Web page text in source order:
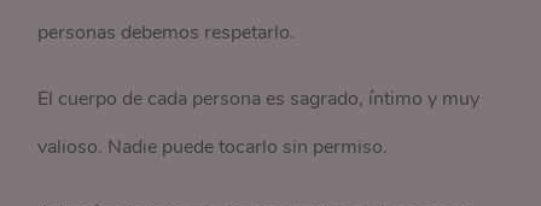
personas debemos respetarlo.
El cuerpo de cada persona es sagrado, íntimo y muy
valioso. Nadie puede tocarlo sin permiso.